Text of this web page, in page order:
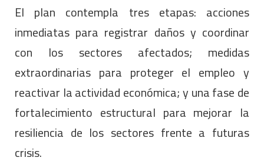
El plan contempla tres etapas: acciones
inmediatas para registrar daños y coordinar
con los sectores afectados; medidas
extraordinarias para proteger el empleo y
reactivar la actividad económica; y una fase de
fortalecimiento estructural para mejorar la
resiliencia de los sectores frente a futuras
crisis.